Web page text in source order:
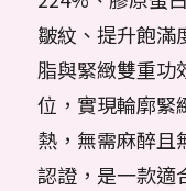
皺紋、提升飽滿
脂與緊緻雙重功
位，實現輪廓緊
熱，無需麻醉且
認證，是一款適